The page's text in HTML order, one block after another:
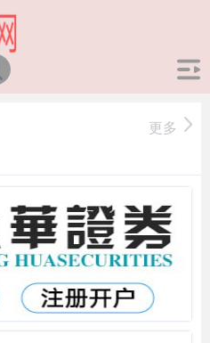
更多